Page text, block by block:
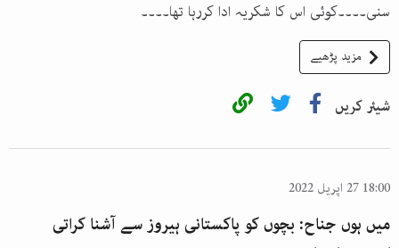
سنی۔۔۔۔کوئی اس کا شکریہ ادا کررہا تھا۔۔۔۔
مزید پڑھیے
شیئر کریں
18:00 27 اپریل 2022
میں ہوں جناح: بچوں کو پاکستانی ہیروز سے آشنا کراتی